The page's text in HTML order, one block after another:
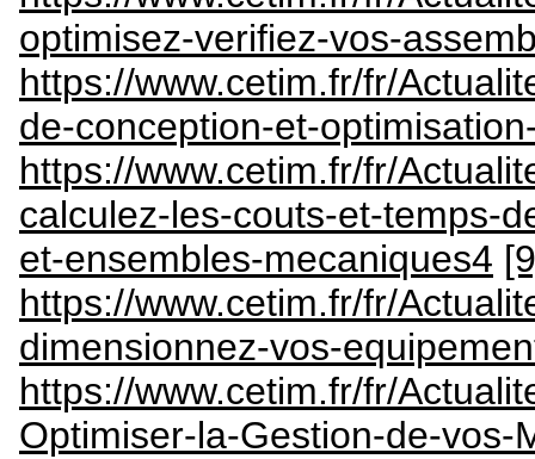
optimisez-verifiez-vos-
https://www.cetim.fr/fr/
de-conception-et-
https://www.cetim.fr/fr/
calculez-les-couts-et-temps-
et-ensembles-mecaniques4
https://www.cetim.fr/fr/
dimensionnez-vos-
https://www.cetim.fr/fr/
Optimiser-la-Gestion-de-vos-